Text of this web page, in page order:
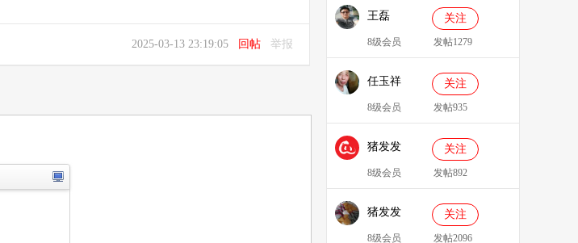
2025-03-13 23:19:05 回帖 举报
王磊 关注
8级会员 发帖1279
任玉祥 关注
8级会员 发帖935
猪发发
638829
关注
8级会员 发帖892
猪发发 关注
8级会员 发帖2096